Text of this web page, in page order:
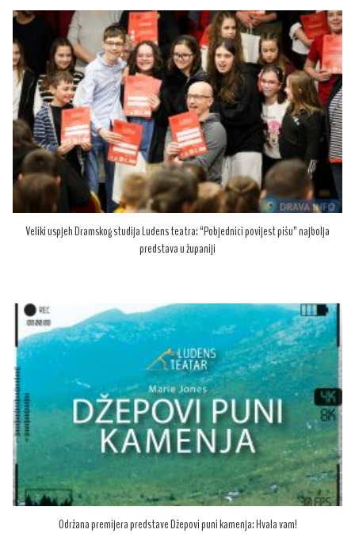
Veliki uspjeh Dramskog studija Ludens teatra: “Pobjednici povijest pišu” najbolja
predstava u županiji
Održana premijera predstave Džepovi puni kamenja: Hvala vam!